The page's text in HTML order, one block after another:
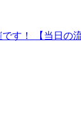
す！ 【当日の